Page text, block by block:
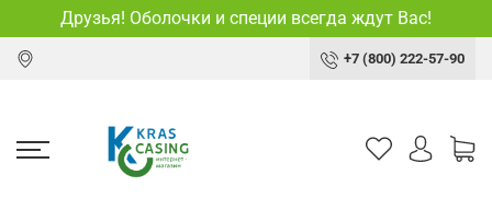
Друзья! Оболочки и специи всегда ждут Вас!
+7 (800) 222-57-90